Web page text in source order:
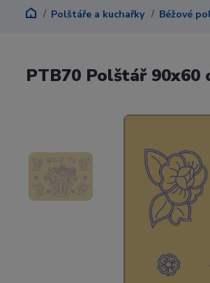
Polštáře a kuchařky Béžové
PTB70 Polštář